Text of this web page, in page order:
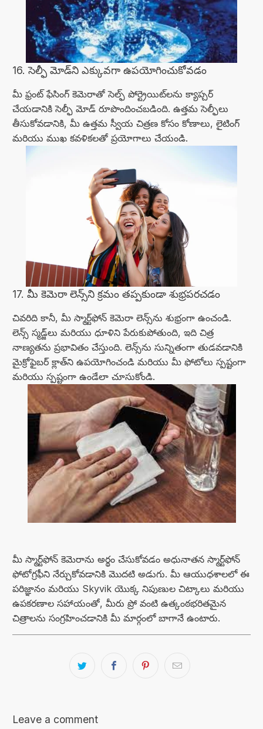
16. సెల్ఫీ మోడ్‌ని ఎక్కువగా ఉపయోగించుకోవడం
మీ ఫ్రంట్ ఫేసింగ్ కెమెరాతో సెల్ఫ్ పోర్ట్రెయిట్‌లను క్యాప్చర్
చేయడానికి సెల్ఫీ మోడ్ రూపొందించబడింది. ఉత్తమ సెల్ఫీలు
తీసుకోవడానికి, మీ ఉత్తమ స్వీయ చిత్రణ కోసం కోణాలు, లైటింగ్
మరియు ముఖ కవళికలతో ప్రయోగాలు చేయండి.
17. మీ కెమెరా లెన్స్‌ని క్రమం తప్పకుండా శుభ్రపరచడం
చివరిది కానీ, మీ స్మార్ట్‌ఫోన్ కెమెరా లెన్స్‌ను శుభ్రంగా ఉంచండి.
లెన్స్ స్మడ్జ్‌లు మరియు ధూళిని పేరుకుపోతుంది, ఇది చిత్ర
నాణ్యతను ప్రభావితం చేస్తుంది. లెన్స్‌ను సున్నితంగా తుడవడానికి
మైక్రోఫైబర్ క్లాత్‌ని ఉపయోగించండి మరియు మీ ఫోటోలు స్పష్టంగా
మరియు స్పష్టంగా ఉండేలా చూసుకోండి.
మీ స్మార్ట్‌ఫోన్ కెమెరాను అర్థం చేసుకోవడం అధునాతన స్మార్ట్‌ఫోన్
ఫోటోగ్రఫీని నేర్చుకోవడానికి మొదటి అడుగు. మీ ఆయుధశాలలో ఈ
పరిజ్ఞానం మరియు Skyvik యొక్క నిపుణుల చిట్కాలు మరియు
ఉపకరణాల సహాయంతో, మీరు ప్రో వంటి ఉత్కంఠభరితమైన
చిత్రాలను సంగ్రహించడానికి మీ మార్గంలో బాగానే ఉంటారు.
Leave a comment